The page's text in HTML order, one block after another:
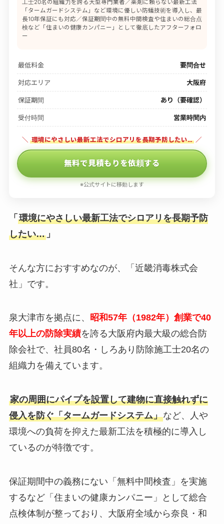
工士20名の組織力を誇る大型専門業者／薬剤に頼らない最新工法
「タームガードシステム」など環境に優しい防蟻技術を導入し、最
長10年保証にも対応／保証期間中の無料中間検査や住まいの総合点
検など「住まいの健康カンパニー」として徹底したアフターフォロ
ー
最低料金 要問合せ
対応エリア 大阪府
保証期間 あり（要確認）
受付時間 営業時間内
＼ 環境にやさしい最新工法でシロアリを長期予防したい… ／
無料で見積もりを依頼する
※公式サイトに移動します
「 環境にやさしい最新工法でシロアリを長期予防
したい…」
そんな方におすすめなのが、「近畿消毒株式会
社」です。
泉大津市を拠点に、 昭和57年（1982年）創業で40
年以上の防除実績を誇る大阪府内最大級の総合防
除会社で、社員80名・しろあり防除施工士20名の
組織力を備えています。
家の周囲にパイプを設置して建物に直接触れずに
侵入を防ぐ「タームガードシステム」など、人や
環境への負荷を抑えた最新工法を積極的に導入し
ているのが特徴です。
保証期間中の義務にない「無料中間検査」を実施
するなど「住まいの健康カンパニー」として総合
点検体制が整っており、大阪府全域から奈良・和